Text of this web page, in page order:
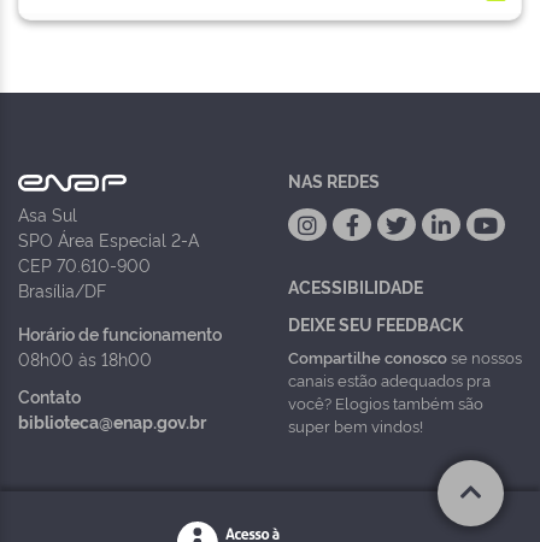
Asa Sul
SPO Área Especial 2-A
CEP 70.610-900
Brasília/DF
Horário de funcionamento
08h00 às 18h00
Contato
biblioteca@enap.gov.br
NAS REDES
ACESSIBILIDADE
DEIXE SEU FEEDBACK
Compartilhe conoscose nossos
canais estão adequados pra
você? Elogios também são
super bem vindos!